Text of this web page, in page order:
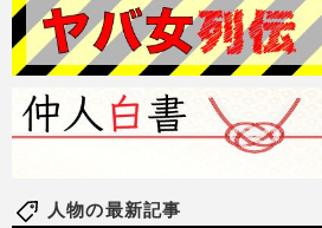
人物の最新記事